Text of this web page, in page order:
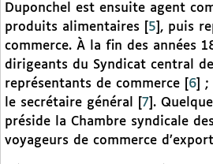
Duponchel est ensuite agent
produits alimentaires
5 , puis
commerce. À la fin des années
dirigeants du Syndicat central
représentants de commerce
6
;
le secrétaire général
7 .
préside la Chambre syndicale
voyageurs de commerce